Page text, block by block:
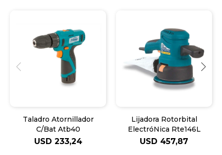
Taladro Atornillador
C/Bat Atb40
USD 233,24
Lijadora Rotorbital
ElectróNica Rte146L
USD 457,87